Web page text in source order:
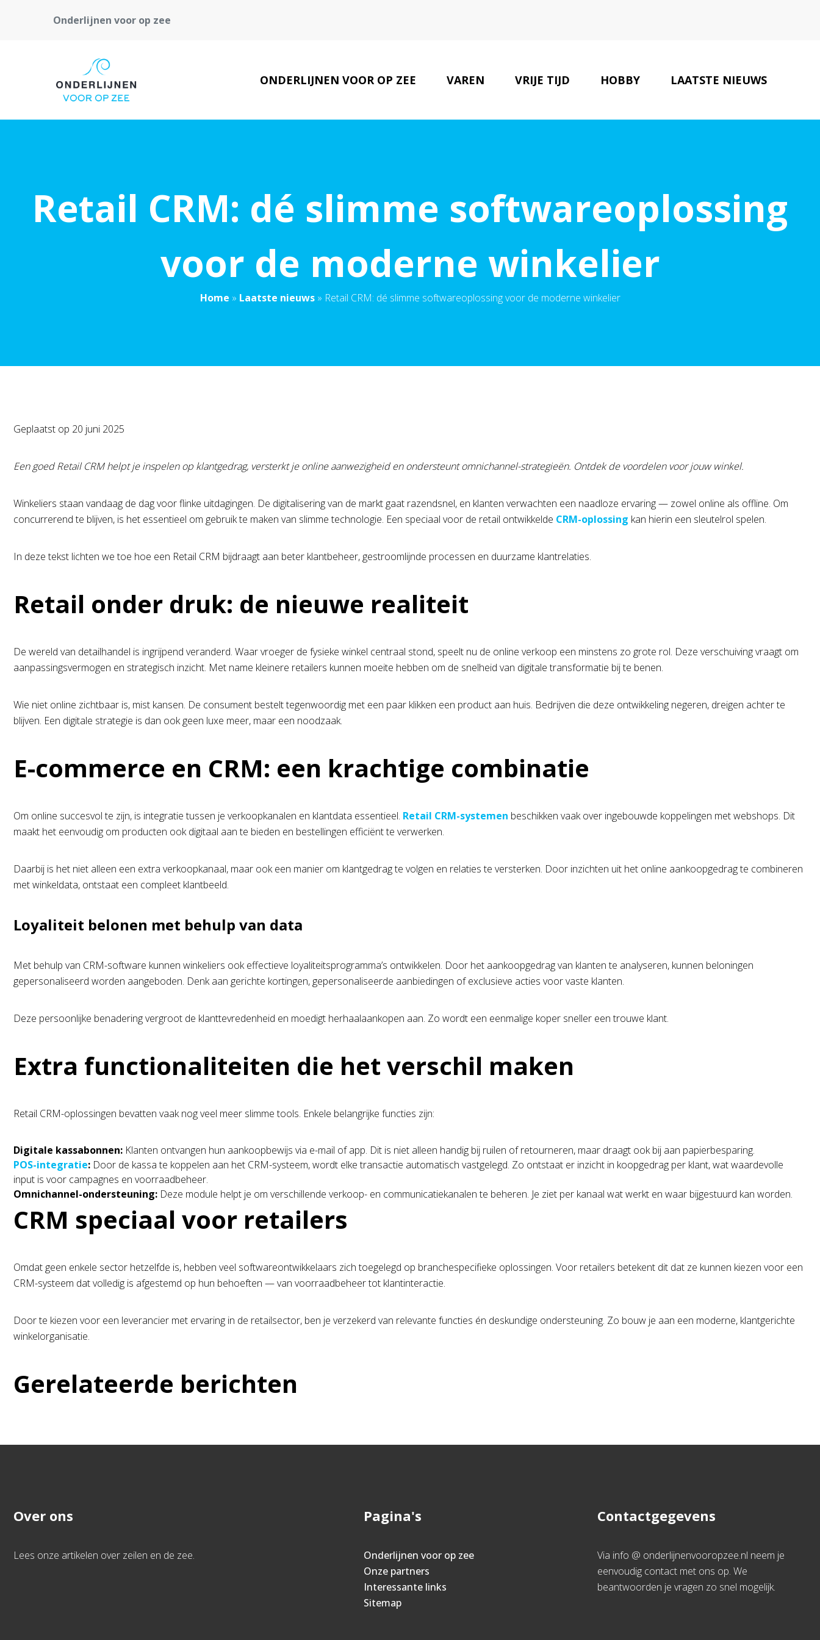
Onderlijnen voor op zee
ONDERLIJNEN VOOR OP ZEE VAREN VRIJE TIJD HOBBY LAATSTE NIEUWS
Retail CRM: dé slimme softwareoplossing
voor de moderne winkelier
Home » Laatste nieuws» Retail CRM: dé slimme softwareoplossing voor de moderne winkelier
Geplaatst op 20 juni 2025
Een goed Retail CRM helpt je inspelen op klantgedrag, versterkt je online aanwezigheid en ondersteunt omnichannel-strategieën. Ontdek de voordelen voor jouw winkel.
Winkeliers staan vandaag de dag voor flinke uitdagingen. De digitalisering van de markt gaat razendsnel, en klanten verwachten een naadloze ervaring — zowel online als offline. Om
concurrerend te blijven, is het essentieel om gebruik te maken van slimme technologie. Een speciaal voor de retail ontwikkelde CRM-oplossing kan hierin een sleutelrol spelen.
In deze tekst lichten we toe hoe een Retail CRM bijdraagt aan beter klantbeheer, gestroomlijnde processen en duurzame klantrelaties.
Retail onder druk: de nieuwe realiteit
De wereld van detailhandel is ingrijpend veranderd. Waar vroeger de fysieke winkel centraal stond, speelt nu de online verkoop een minstens zo grote rol. Deze verschuiving vraagt om
aanpassingsvermogen en strategisch inzicht. Met name kleinere retailers kunnen moeite hebben om de snelheid van digitale transformatie bij te benen.
Wie niet online zichtbaar is, mist kansen. De consument bestelt tegenwoordig met een paar klikken een product aan huis. Bedrijven die deze ontwikkeling negeren, dreigen achter te
blijven. Een digitale strategie is dan ook geen luxe meer, maar een noodzaak.
E-commerce en CRM: een krachtige combinatie
Om online succesvol te zijn, is integratie tussen je verkoopkanalen en klantdata essentieel. Retail CRM-systemen beschikken vaak over ingebouwde koppelingen met webshops. Dit
maakt het eenvoudig om producten ook digitaal aan te bieden en bestellingen efficiënt te verwerken.
Daarbij is het niet alleen een extra verkoopkanaal, maar ook een manier om klantgedrag te volgen en relaties te versterken. Door inzichten uit het online aankoopgedrag te combineren
met winkeldata, ontstaat een compleet klantbeeld.
Loyaliteit belonen met behulp van data
Met behulp van CRM-software kunnen winkeliers ook effectieve loyaliteitsprogramma’s ontwikkelen. Door het aankoopgedrag van klanten te analyseren, kunnen beloningen
gepersonaliseerd worden aangeboden. Denk aan gerichte kortingen, gepersonaliseerde aanbiedingen of exclusieve acties voor vaste klanten.
Deze persoonlijke benadering vergroot de klanttevredenheid en moedigt herhaalaankopen aan. Zo wordt een eenmalige koper sneller een trouwe klant.
Extra functionaliteiten die het verschil maken
Retail CRM-oplossingen bevatten vaak nog veel meer slimme tools. Enkele belangrijke functies zijn:
Digitale kassabonnen: Klanten ontvangen hun aankoopbewijs via e-mail of app. Dit is niet alleen handig bij ruilen of retourneren, maar draagt ook bij aan papierbesparing.
POS-integratie: Door de kassa te koppelen aan het CRM-systeem, wordt elke transactie automatisch vastgelegd. Zo ontstaat er inzicht in koopgedrag per klant, wat waardevolle
input is voor campagnes en voorraadbeheer.
Omnichannel-ondersteuning: Deze module helpt je om verschillende verkoop- en communicatiekanalen te beheren. Je ziet per kanaal wat werkt en waar bijgestuurd kan worden.
CRM speciaal voor retailers
Omdat geen enkele sector hetzelfde is, hebben veel softwareontwikkelaars zich toegelegd op branchespecifieke oplossingen. Voor retailers betekent dit dat ze kunnen kiezen voor een
CRM-systeem dat volledig is afgestemd op hun behoeften — van voorraadbeheer tot klantinteractie.
Door te kiezen voor een leverancier met ervaring in de retailsector, ben je verzekerd van relevante functies én deskundige ondersteuning. Zo bouw je aan een moderne, klantgerichte
winkelorganisatie.
Gerelateerde berichten
Over ons
Lees onze artikelen over zeilen en de zee.
Pagina's
Onderlijnen voor op zee
Onze partners
Interessante links
Sitemap
Contactgegevens
Via info @ onderlijnenvooropzee.nl neem je
eenvoudig contact met ons op. We
beantwoorden je vragen zo snel mogelijk.